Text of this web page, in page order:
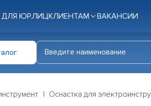
ДЛЯ ЮР.ЛИЦКЛИЕНТАМ ВАКАНСИИ
Оснастка для